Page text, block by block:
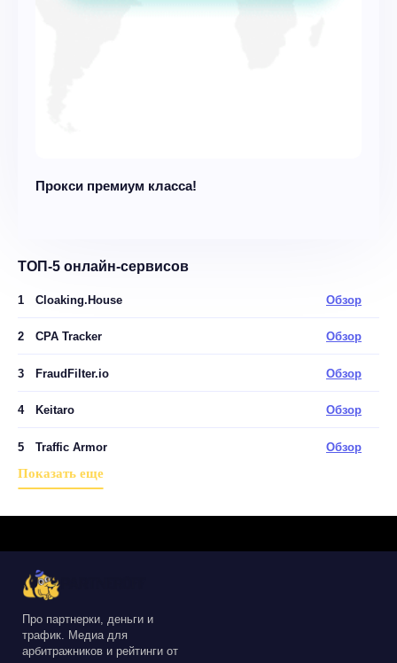
ТОП-5 онлайн-сервисов
1 Cloaking.House Обзор
2 CPA Tracker Обзор
3 FraudFilter.io Обзор
4 Keitaro Обзор
5 Traffic Armor Обзор
Показать еще
Прокси премиум класса!
Про партнерки, деньги и
трафик. Медиа для
арбитражников и рейтинги от